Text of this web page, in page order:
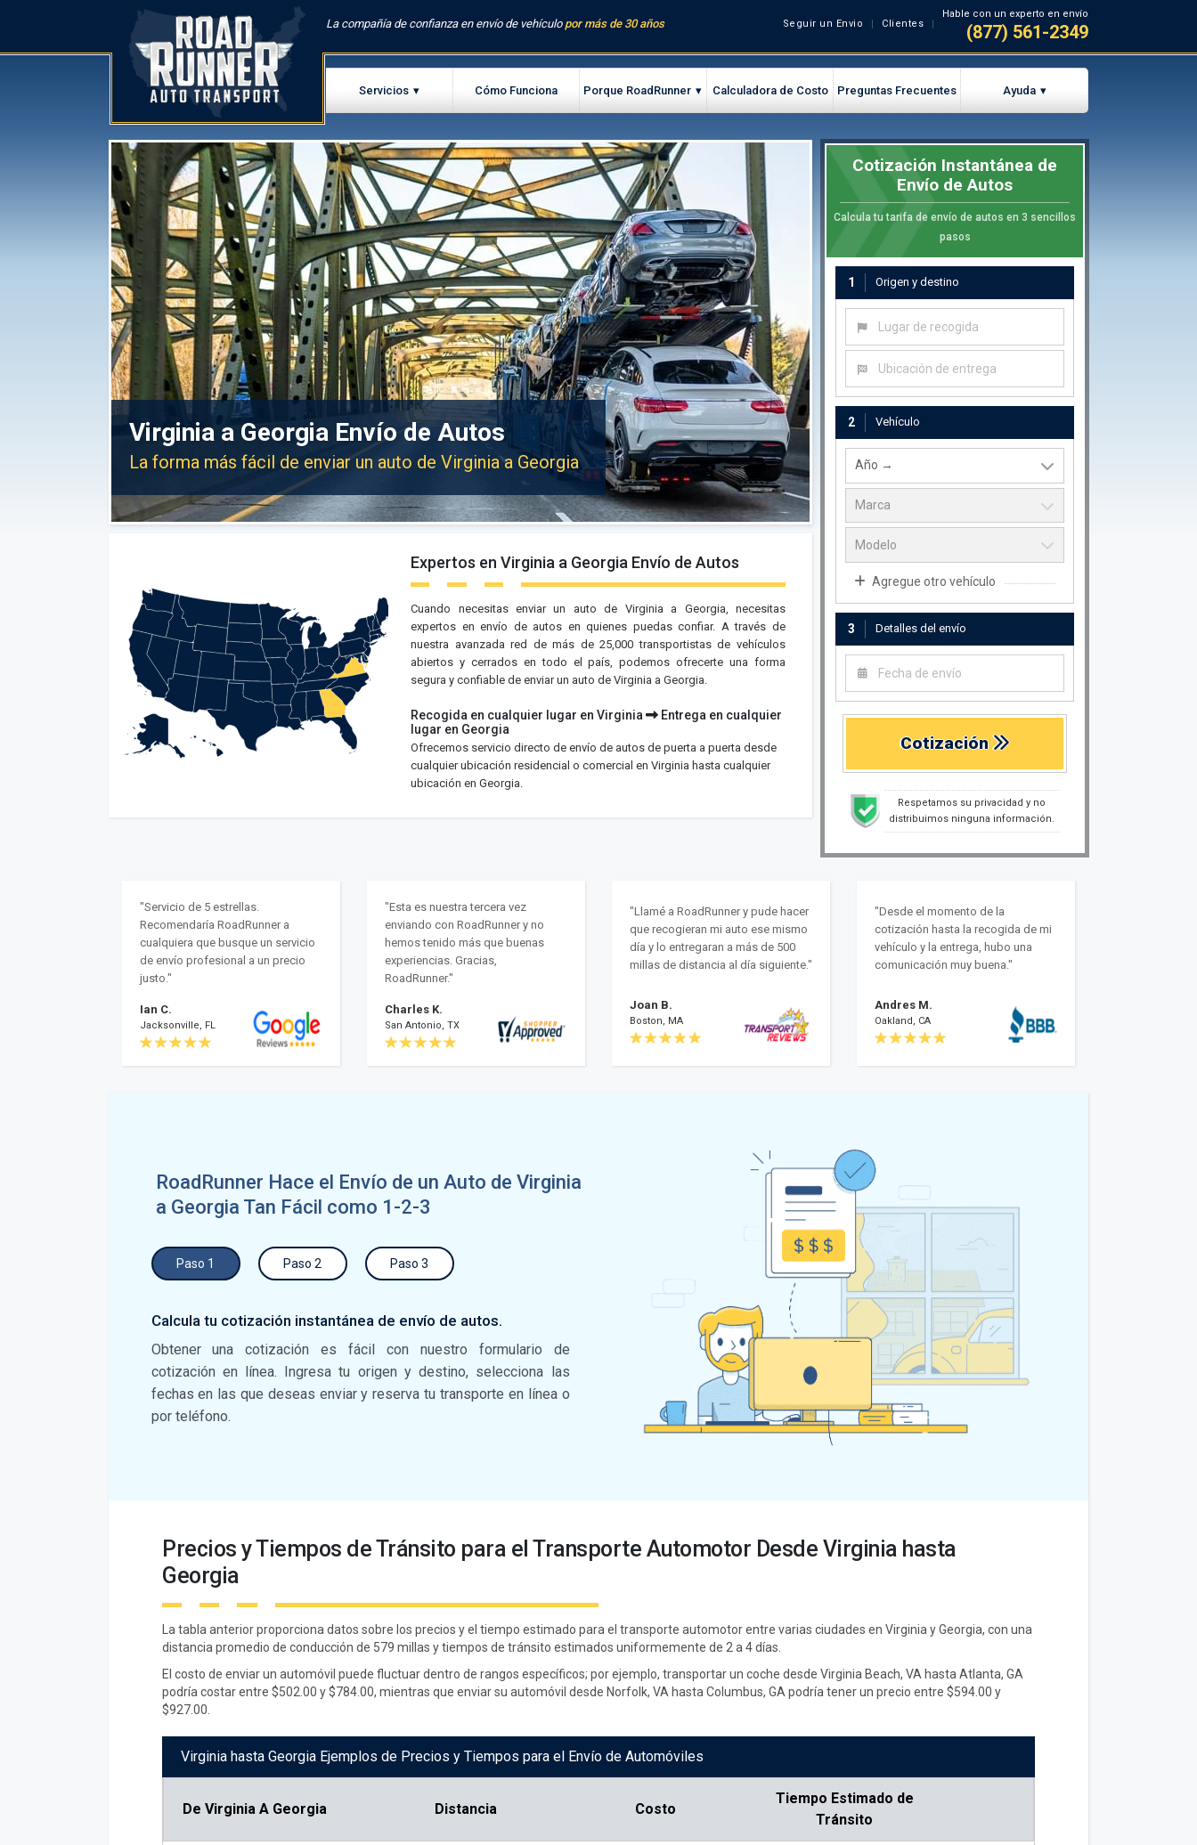
La compañía de confianza en envío de vehículopor más de 30 años Seguir un Envio Clientes
Hable con un experto en envío
(877) 561-2349
Servicios Cómo Funciona Porque RoadRunner Calculadora de Costo Preguntas Frecuentes Ayuda
Virginia a Georgia Envío de Autos
La forma más fácil de enviar un auto de Virginia a Georgia
Expertos en Virginia a Georgia Envío de Autos
Cuando necesitas enviar un auto de Virginia a Georgia, necesitas
expertos en envío de autos en quienes puedas confiar. A través de
nuestra avanzada red de más de 25,000 transportistas de vehículos
abiertos y cerrados en todo el país, podemos ofrecerte una forma
segura y confiable de enviar un auto de Virginia a Georgia.
Recogida en cualquier lugar en Virginia
Entrega en cualquier
lugar en Georgia
Ofrecemos servicio directo de envío de autos de puerta a puerta desde
cualquier ubicación residencial o comercial en Virginia hasta cualquier
ubicación en Georgia.
Cotización Instantánea de
Envío de Autos
Calcula tu tarifa de envío de autos en 3 sencillos
pasos
1 Origen y destino
Lugar de recogida
Ubicación de entrega
2 Vehículo
Agregue otro vehículo
3 Detalles del envío
Cotización
Respetamos su privacidad y no
distribuimos ninguna información.
"Servicio de 5 estrellas.
Recomendaría RoadRunner a
cualquiera que busque un servicio
de envío profesional a un precio
justo."
Ian C.
Jacksonville, FL
"Esta es nuestra tercera vez
enviando con RoadRunner y no
hemos tenido más que buenas
experiencias. Gracias,
RoadRunner."
Charles K.
San Antonio, TX
"Llamé a RoadRunner y pude hacer
que recogieran mi auto ese mismo
día y lo entregaran a más de 500
millas de distancia al día siguiente."
Joan B.
Boston, MA
"Desde el momento de la
cotización hasta la recogida de mi
vehículo y la entrega, hubo una
comunicación muy buena."
Andres M.
Oakland, CA
RoadRunner Hace el Envío de un Auto de Virginia
a Georgia Tan Fácil como 1-2-3
Paso 1 Paso 2 Paso 3
Calcula tu cotización instantánea de envío de autos.
Obtener una cotización es fácil con nuestro formulario de
cotización en línea. Ingresa tu origen y destino, selecciona las
fechas en las que deseas enviar y reserva tu transporte en línea o
por teléfono.
Precios y Tiempos de Tránsito para el Transporte Automotor Desde Virginia hasta
Georgia
La tabla anterior proporciona datos sobre los precios y el tiempo estimado para el transporte automotor entre varias ciudades en Virginia y Georgia, con una
distancia promedio de conducción de 579 millas y tiempos de tránsito estimados uniformemente de 2 a 4 días.
El costo de enviar un automóvil puede fluctuar dentro de rangos específicos; por ejemplo, transportar un coche desde Virginia Beach, VA hasta Atlanta, GA
podría costar entre $502.00 y $784.00, mientras que enviar su automóvil desde Norfolk, VA hasta Columbus, GA podría tener un precio entre $594.00 y
$927.00.
Virginia hasta Georgia Ejemplos de Precios y Tiempos para el Envío de Automóviles
De Virginia A Georgia Distancia Costo
Tiempo Estimado de
Tránsito